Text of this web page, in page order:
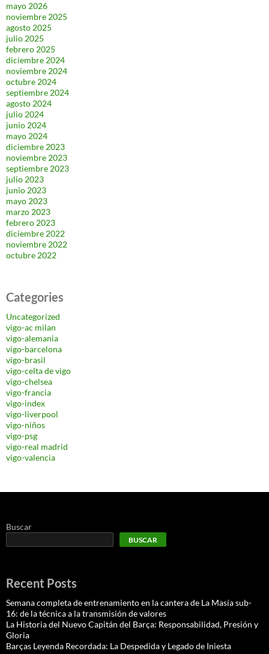
mayo 2026
noviembre 2025
agosto 2025
julio 2025
febrero 2025
diciembre 2024
noviembre 2024
octubre 2024
septiembre 2024
agosto 2024
julio 2024
junio 2024
mayo 2024
diciembre 2023
noviembre 2023
septiembre 2023
julio 2023
junio 2023
mayo 2023
marzo 2023
febrero 2023
diciembre 2022
noviembre 2022
octubre 2022
Categories
Uncategorized
vigo-ac milan
vigo-alemania
vigo-barcelona
vigo-brasil
vigo-celta de vigo
vigo-chelsea
vigo-francia
vigo-index
vigo-liverpool
vigo-niños
vigo-psg
vigo-real madrid
vigo-valencia
Buscar
BUSCAR
Recent Posts
Semana completa de entrenamiento en la cantera de La Masía sub-
16: de la técnica a la transmisión de valores
La Historia del Nuevo Capitán del Barça: Responsabilidad, Presión y
Gloria
Barças Leyenda Recordada: La Despedida y Legado de Iniesta